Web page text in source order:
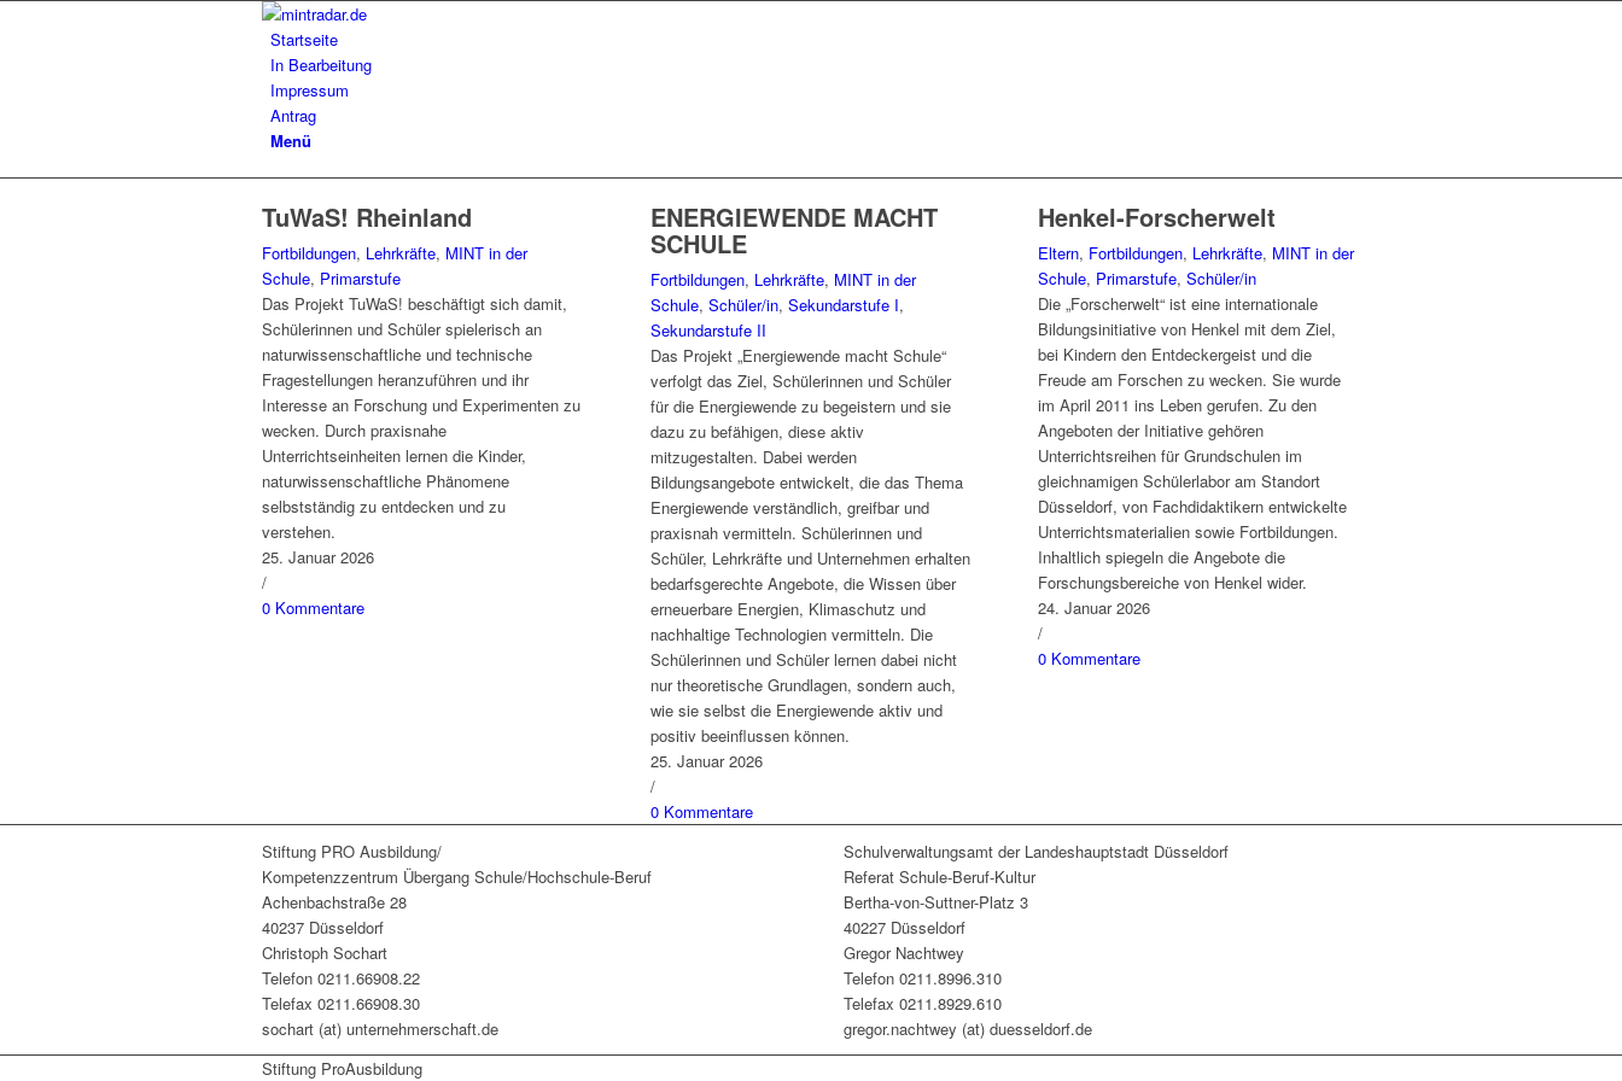
Startseite
In Bearbeitung
Impressum
Antrag
Menü
TuWaS! Rheinland
Fortbildungen, Lehrkräfte, MINT in der
Schule, Primarstufe
Das Projekt TuWaS! beschäftigt sich damit,
Schülerinnen und Schüler spielerisch an
naturwissenschaftliche und technische
Fragestellungen heranzuführen und ihr
Interesse an Forschung und Experimenten zu
wecken. Durch praxisnahe
Unterrichtseinheiten lernen die Kinder,
naturwissenschaftliche Phänomene
selbstständig zu entdecken und zu
verstehen.
25. Januar 2026
/
0 Kommentare
ENERGIEWENDE MACHT
SCHULE
Fortbildungen, Lehrkräfte, MINT in der
Schule, Schüler/in, Sekundarstufe I,
Sekundarstufe II
Das Projekt „Energiewende macht Schule“
verfolgt das Ziel, Schülerinnen und Schüler
für die Energiewende zu begeistern und sie
dazu zu befähigen, diese aktiv
mitzugestalten. Dabei werden
Bildungsangebote entwickelt, die das Thema
Energiewende verständlich, greifbar und
praxisnah vermitteln. Schülerinnen und
Schüler, Lehrkräfte und Unternehmen erhalten
bedarfsgerechte Angebote, die Wissen über
erneuerbare Energien, Klimaschutz und
nachhaltige Technologien vermitteln. Die
Schülerinnen und Schüler lernen dabei nicht
nur theoretische Grundlagen, sondern auch,
wie sie selbst die Energiewende aktiv und
positiv beeinflussen können.
25. Januar 2026
/
0 Kommentare
Henkel-Forscherwelt
Eltern, Fortbildungen, Lehrkräfte, MINT in der
Schule, Primarstufe,Schüler/in
Die „Forscherwelt“ ist eine internationale
Bildungsinitiative von Henkel mit dem Ziel,
bei Kindern den Entdeckergeist und die
Freude am Forschen zu wecken. Sie wurde
im April 2011 ins Leben gerufen. Zu den
Angeboten der Initiative gehören
Unterrichtsreihen für Grundschulen im
gleichnamigen Schülerlabor am Standort
Düsseldorf, von Fachdidaktikern entwickelte
Unterrichtsmaterialien sowie Fortbildungen.
Inhaltlich spiegeln die Angebote die
Forschungsbereiche von Henkel wider.
24. Januar 2026
/
0 Kommentare
Stiftung PRO Ausbildung/
Kompetenzzentrum Übergang Schule/Hochschule-Beruf
Achenbachstraße 28
40237 Düsseldorf
Christoph Sochart
Telefon 0211.66908.22
Telefax 0211.66908.30
sochart (at) unternehmerschaft.de
Schulverwaltungsamt der Landeshauptstadt Düsseldorf
Referat Schule-Beruf-Kultur
Bertha-von-Suttner-Platz 3
40227 Düsseldorf
Gregor Nachtwey
Telefon 0211.8996.310
Telefax 0211.8929.610
gregor.nachtwey (at) duesseldorf.de
Stiftung ProAusbildung